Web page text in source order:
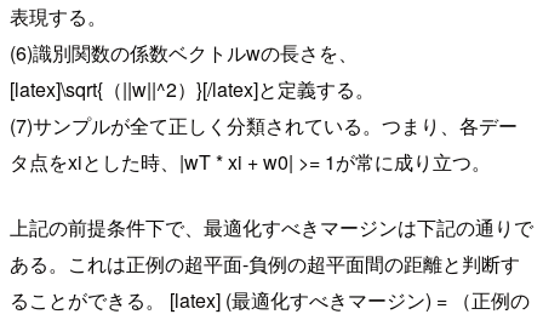
表現する。
(6)識別関数の係数ベクトルwの長さを、
[latex]\sqrt{（||w||^2）}[/latex]と定義する。
(7)サンプルが全て正しく分類されている。つまり、各デー
タ点をxiとした時、|wT * xi + w0| >= 1が常に成り立つ。
上記の前提条件下で、最適化すべきマージンは下記の通りで
ある。これは正例の超平面-負例の超平面間の距離と判断す
ることができる。 [latex] (最適化すべきマージン) = （正例の